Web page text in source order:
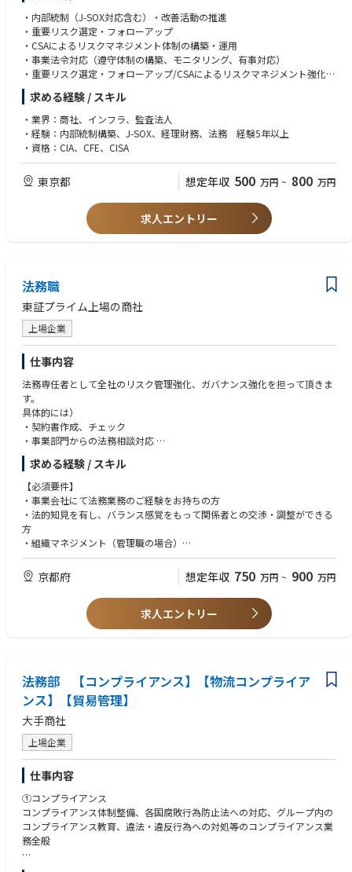
・経営・環境・リスクに対して高いセンシティビティを持ち、具体的な施
策をタイムリーに実行
・属人化を排し、仕組み化・再現性のある統制を志向する方にとって、組
織づくりから関わることができる貴重な機会
■就業環境：
残業時間は閑散期は月10～20時間程度、繁忙期は月30～40時間程度。な
お実働7時間15分となるため、一般的な8時間勤務と比較するとそこまで多
くなりません。月10日程度の在宅勤務の活用実績があり時差出勤も可能、
服装自由、年間休日125日と、働きやすい環境です。
※2024年にオフィスリノベーション済。オフィスは非常に綺麗です。
・内部統制（J-SOX対応含む）・改善活動の推進
・重要リスク選定・フォローアップ
・CSAによるリスクマネジメント体制の構築・運用
・事業法令対応（遵守体制の構築、モニタリング、有事対応）
・重要リスク選定・フォローアップ/CSAによるリスクマネジメント強化
・事業法令関連の遵守体制構築、モニタリング、有事対応
・関係会社管理体制強化
・J-SOX及び業務プロセス管理体制の確立・強化
・上記業務の標準化（属人化排除）・効率化
・経営管理本部
求める経験 / スキル
・業界：商社、インフラ、監査法人
・経験：内部統制構築、J-SOX、経理財務、法務 経験5年以上
・資格：CIA、CFE、CISA
東京都 想定年収 500 万円 ~ 800 万円
求人エントリー
法務職
東証プライム上場の商社
上場企業
仕事内容
法務専任者として全社のリスク管理強化、ガバナンス強化を担って頂きま
す。
具体的には）
・契約書作成、チェック
・事業部門からの法務相談対応
・紛争処理、訴訟対応（顧問弁護士と連携）
・コンプライアンス関連業務
・内部統制の推進
・その他 商事法務（株主総会、取締役会等の助言）
・ご経験により部門マネジメント
求める経験 / スキル
【必須要件】
・事業会社にて法務業務のご経験をお持ちの方
・法的知見を有し、バランス感覚をもって関係者との交渉・調整ができる
方
・組織マネジメント（管理職の場合）
【歓迎要件】
・商社にてご就労経験をお持ちの方
・少人数法務組織の中核として、実務を主体的に推進いただける方
・経営陣・事業部門と円滑にコミュニケーションできる方
京都府 想定年収 750 万円 ~ 900 万円
求人エントリー
法務部 【コンプライアンス】【物流コンプライア
ンス】【貿易管理】
大手商社
上場企業
仕事内容
①コンプライアンス
コンプライアンス体制整備、各国腐敗行為防止法への対応、グループ内の
コンプライアンス教育、違法・違反行為への対処等のコンプライアンス業
務全般
②物流コンプライアンス